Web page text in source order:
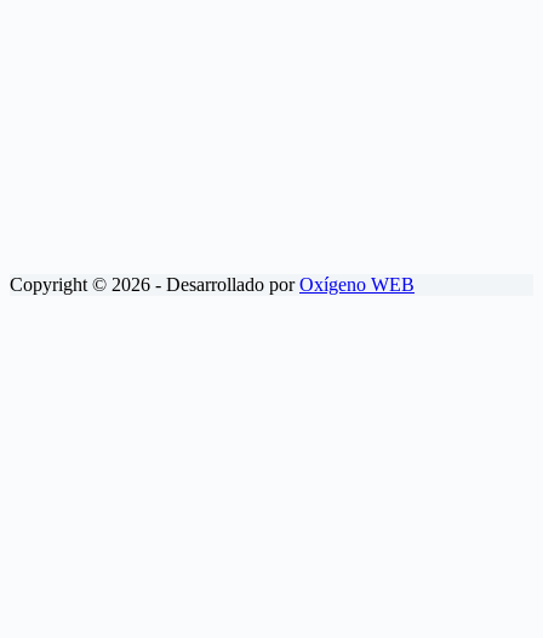
Copyright © 2026 - Desarrollado porOxígeno WEB